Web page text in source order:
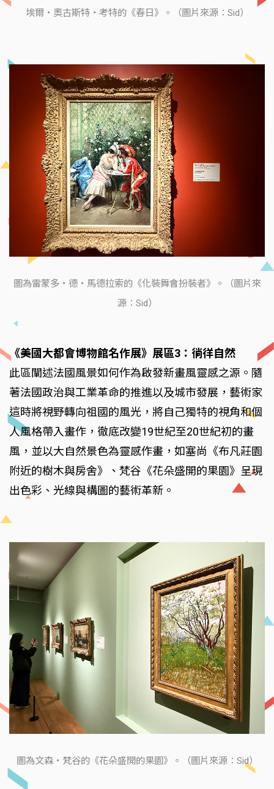
埃爾・奧古斯特・考特的《春日》。（圖片來源：Sid）
圖為雷蒙多・德・馬德拉索的《化裝舞會扮裝者》。（圖片來
源：Sid）
《美國大都會博物館名作展》展區3：徜徉自然
此區闡述法國風景如何作為啟發新畫風靈感之源。隨
著法國政治與工業革命的推進以及城市發展，藝術家
這時將視野轉向祖國的風光，將自己獨特的視角和個
人風格帶入畫作，徹底改變19世紀至20世紀初的畫
風，並以大自然景色為靈感作畫，如塞尚《布凡莊園
附近的樹木與房舍》、梵谷《花朵盛開的果園》呈現
出色彩、光線與構圖的藝術革新。
圖為文森・梵谷的《花朵盛開的果園》。（圖片來源：Sid）